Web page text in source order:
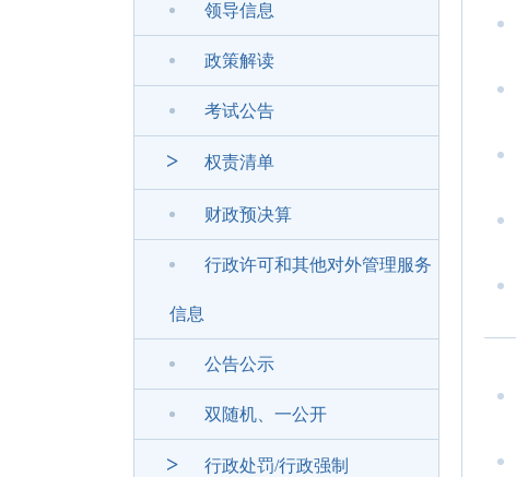
领导信息
政策解读
考试公告
> 权责清单
财政预决算
行政许可和其他对外管理服务
信息
公告公示
双随机、一公开
> 行政处罚/行政强制